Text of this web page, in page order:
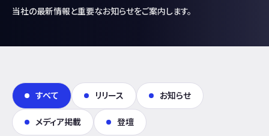
当社の最新情報と重要なお知らせをご案内します。
すべて リリース お知らせ
メディア掲載 登壇